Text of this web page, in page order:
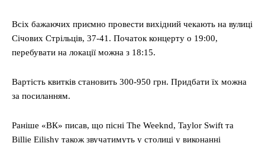
Всіх бажаючих приємно провести вихідний чекають на вулиці
Січових Стрільців, 37-41. Початок концерту о 19:00,
перебувати на локації можна з 18:15.
Вартість квитків становить 300-950 грн. Придбати їх можна
за посиланням.
Раніше «ВК» писав, що пісні The Weeknd, Taylor Swift та
Billie Eilishу також звучатимуть у столиці у виконанні